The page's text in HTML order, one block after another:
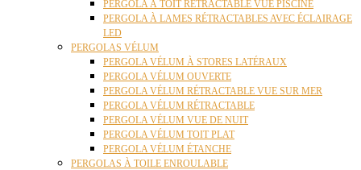
PERGOLA À TOIT RÉTRACTABLE VUE PISCINE
PERGOLA À LAMES RÉTRACTABLES AVEC ÉCLAIRAGE
LED
PERGOLAS VÉLUM
PERGOLA VÉLUM À STORES LATÉRAUX
PERGOLA VÉLUM OUVERTE
PERGOLA VÉLUM RÉTRACTABLE VUE SUR MER
PERGOLA VÉLUM RÉTRACTABLE
PERGOLA VÉLUM VUE DE NUIT
PERGOLA VÉLUM TOIT PLAT
PERGOLA VÉLUM ÉTANCHE
PERGOLAS À TOILE ENROULABLE